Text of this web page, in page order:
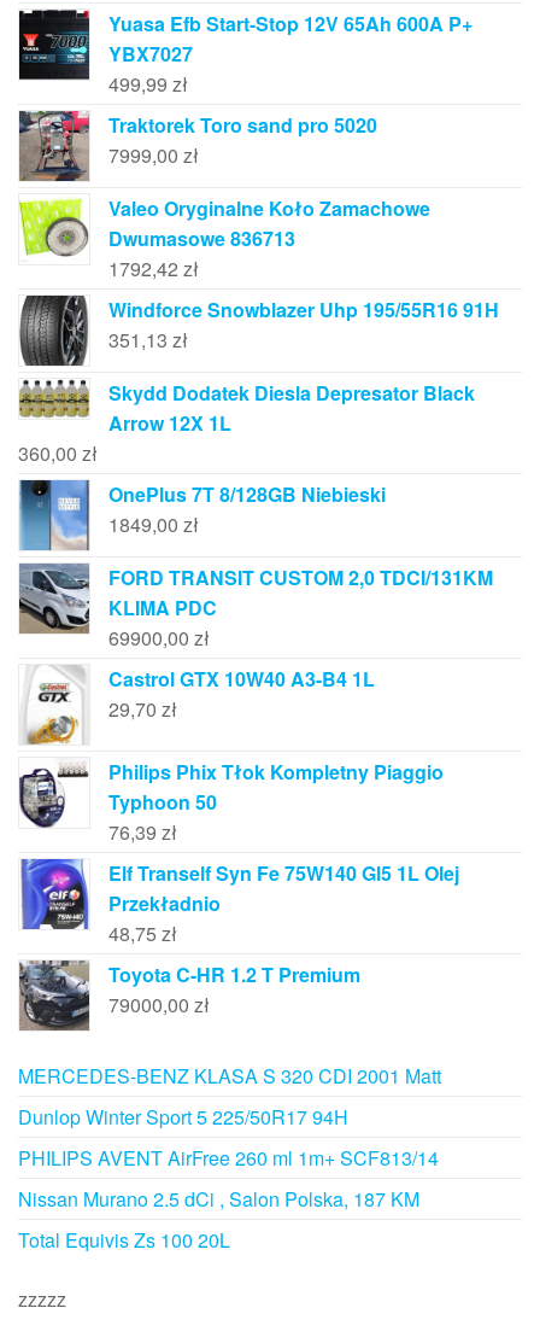
Yuasa Efb Start-Stop 12V 65Ah 600A P+
YBX7027
499,99 zł
Traktorek Toro sand pro 5020
7999,00 zł
Valeo Oryginalne Koło Zamachowe
Dwumasowe 836713
1792,42 zł
Windforce Snowblazer Uhp 195/55R16 91H
351,13 zł
Skydd Dodatek Diesla Depresator Black
Arrow 12X 1L
360,00 zł
OnePlus 7T 8/128GB Niebieski
1849,00 zł
FORD TRANSIT CUSTOM 2,0 TDCI/131KM
KLIMA PDC
69900,00 zł
Castrol GTX 10W40 A3-B4 1L
29,70 zł
Philips Phix Tłok Kompletny Piaggio
Typhoon 50
76,39 zł
Elf Tranself Syn Fe 75W140 Gl5 1L Olej
Przekładnio
48,75 zł
Toyota C-HR 1.2 T Premium
79000,00 zł
MERCEDES-BENZ KLASA S 320 CDI 2001 Matt
Dunlop Winter Sport 5 225/50R17 94H
PHILIPS AVENT AirFree 260 ml 1m+ SCF813/14
Nissan Murano 2.5 dCi , Salon Polska, 187 KM
Total Equivis Zs 100 20L
zzzzz